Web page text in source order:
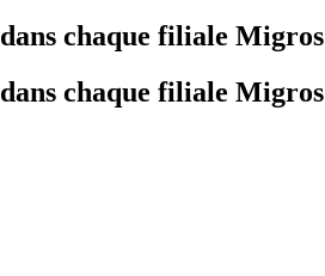
chaque filiale Migros
chaque filiale Migros